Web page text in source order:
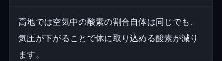
高地では空気中の酸素の割合自体は同じでも、
気圧が下がることで体に取り込める酸素が減り
ます。